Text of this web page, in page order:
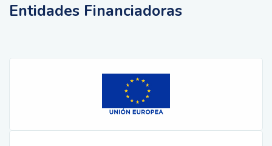
Entidades Financiadoras